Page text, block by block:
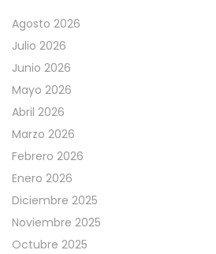
Agosto 2026
Julio 2026
Junio 2026
Mayo 2026
Abril 2026
Marzo 2026
Febrero 2026
Enero 2026
Diciembre 2025
Noviembre 2025
Octubre 2025